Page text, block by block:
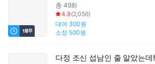
총 49화
4.9(2,056)
대여 300원
소장 500원
다정 조신 섭남인 줄 알았는데!